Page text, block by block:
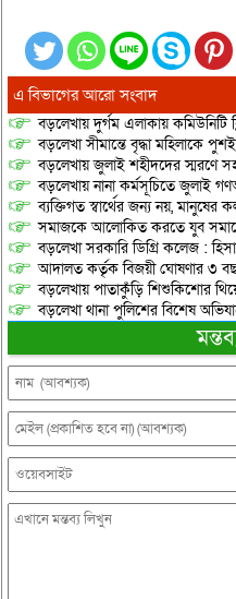
এ বিভাগের আরো সংবাদ
বড়লেখায় দুর্গম এলাকায় কমিউনিটি
বড়লেখা সীমান্তে বৃদ্ধা মহিলাকে
বড়লেখায় জুলাই শহীদদের স্মরণে
বড়লেখায় নানা কর্মসূচিতে জুলাই
ব্যক্তিগত স্বার্থের জন্য নয়,
সমাজকে আলোকিত করতে যুব
বড়লেখা সরকারি ডিগ্রি কলেজ :
আদালত কর্তৃক বিজয়ী ঘোষণার ৩
বড়লেখায় পাতাকুঁড়ি শিশুকিশোর
বড়লেখা থানা পুলিশের বিশেষ